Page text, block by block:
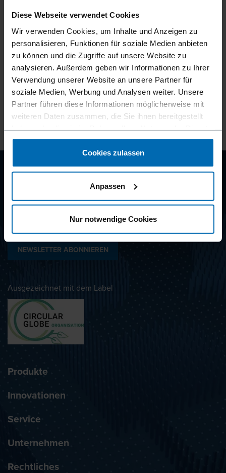
Diese Webseite verwendet Cookies
Wir verwenden Cookies, um Inhalte und Anzeigen zu
personalisieren, Funktionen für soziale Medien anbieten
zu können und die Zugriffe auf unsere Website zu
analysieren. Außerdem geben wir Informationen zu Ihrer
Verwendung unserer Website an unsere Partner für
soziale Medien, Werbung und Analysen weiter. Unsere
Partner führen diese Informationen möglicherweise mit
weiteren Daten zusammen, die Sie ihnen bereitgestellt
gesammelt haben.
Cookies zulassen
Anpassen
Nur notwendige Cookies
Kontaktformular
Egal ob Beratung, Service oder allgemeine
Anfrage: Senden Sie uns eine Anfrage.
Zum Kontaktformular
Finden
treten
BEYOND
FASTENING
NEWSLETTER ABONNIEREN
Ausgezeichnet mit dem Label
Produkte
Innovationen
Service
Unternehmen
Rechtliches